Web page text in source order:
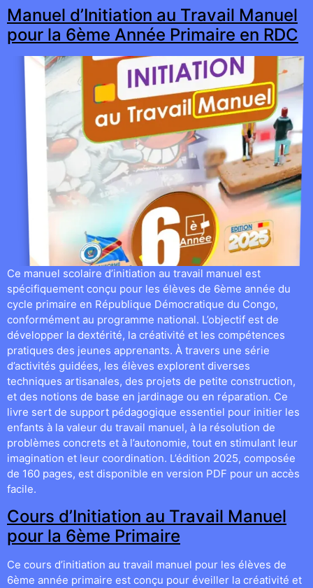
Manuel d’Initiation au Travail Manuel
pour la 6ème Année Primaire en RDC
Ce manuel scolaire d’initiation au travail manuel est
spécifiquement conçu pour les élèves de 6ème année du
cycle primaire en République Démocratique du Congo,
conformément au programme national. L’objectif est de
développer la dextérité, la créativité et les compétences
pratiques des jeunes apprenants. À travers une série
d’activités guidées, les élèves explorent diverses
techniques artisanales, des projets de petite construction,
et des notions de base en jardinage ou en réparation. Ce
livre sert de support pédagogique essentiel pour initier les
enfants à la valeur du travail manuel, à la résolution de
problèmes concrets et à l’autonomie, tout en stimulant leur
imagination et leur coordination. L’édition 2025, composée
de 160 pages, est disponible en version PDF pour un accès
facile.
Cours d’Initiation au Travail Manuel
pour la 6ème Primaire
Ce cours d’initiation au travail manuel pour les élèves de
6ème année primaire est conçu pour éveiller la créativité et